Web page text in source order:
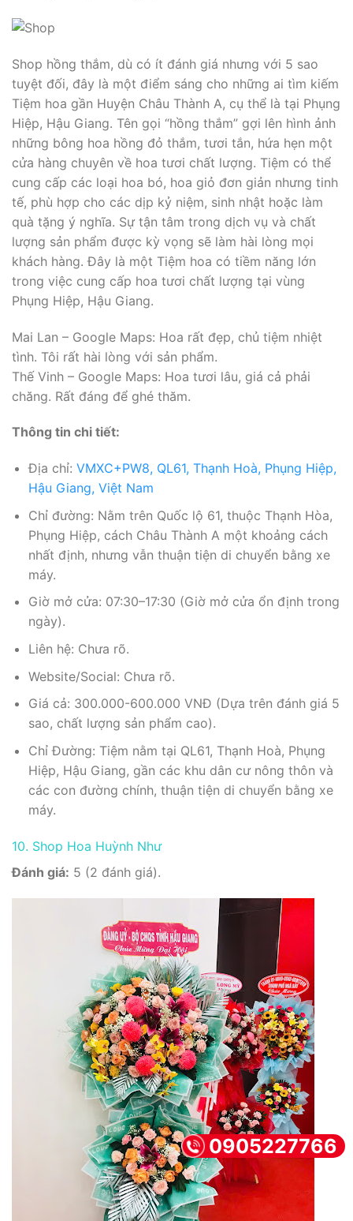
Shop hồng thắm, dù có ít đánh giá nhưng với 5 sao
tuyệt đối, đây là một điểm sáng cho những ai tìm kiếm
Tiệm hoa gần Huyện Châu Thành A, cụ thể là tại Phụng
Hiệp, Hậu Giang. Tên gọi “hồng thắm” gợi lên hình ảnh
những bông hoa hồng đỏ thắm, tươi tắn, hứa hẹn một
cửa hàng chuyên về hoa tươi chất lượng. Tiệm có thể
cung cấp các loại hoa bó, hoa giỏ đơn giản nhưng tinh
tế, phù hợp cho các dịp kỷ niệm, sinh nhật hoặc làm
quà tặng ý nghĩa. Sự tận tâm trong dịch vụ và chất
lượng sản phẩm được kỳ vọng sẽ làm hài lòng mọi
khách hàng. Đây là một Tiệm hoa có tiềm năng lớn
trong việc cung cấp hoa tươi chất lượng tại vùng
Phụng Hiệp, Hậu Giang.
Mai Lan – Google Maps: Hoa rất đẹp, chủ tiệm nhiệt
tình. Tôi rất hài lòng với sản phẩm.
Thế Vinh – Google Maps: Hoa tươi lâu, giá cả phải
chăng. Rất đáng để ghé thăm.
Thông tin chi tiết:
Địa chỉ: VMXC+PW8, QL61, Thạnh Hoà, Phụng Hiệp,
Hậu Giang, Việt Nam
Chỉ đường: Nằm trên Quốc lộ 61, thuộc Thạnh Hòa,
Phụng Hiệp, cách Châu Thành A một khoảng cách
nhất định, nhưng vẫn thuận tiện di chuyển bằng xe
máy.
Giờ mở cửa: 07:30–17:30 (Giờ mở cửa ổn định trong
ngày).
Liên hệ: Chưa rõ.
Website/Social: Chưa rõ.
Giá cả: 300.000-600.000 VNĐ (Dựa trên đánh giá 5
sao, chất lượng sản phẩm cao).
Chỉ Đường: Tiệm nằm tại QL61, Thạnh Hoà, Phụng
Hiệp, Hậu Giang, gần các khu dân cư nông thôn và
các con đường chính, thuận tiện di chuyển bằng xe
máy.
10. Shop Hoa Huỳnh Như
Đánh giá: 5 (2 đánh giá).
0905227766